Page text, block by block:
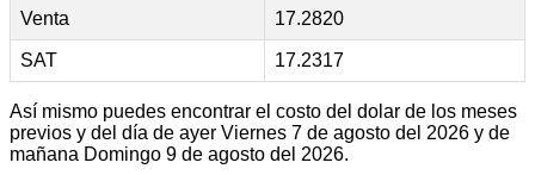
Venta 17.2820
SAT 17.2317
Así mismo puedes encontrar el costo del dolar de los meses
previos y del día de ayer Viernes 7 de agosto del 2026 y de
mañana Domingo 9 de agosto del 2026.